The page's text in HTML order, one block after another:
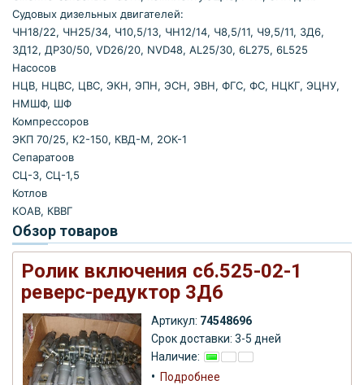
Судовых дизельных двигателей:
ЧН18/22, ЧН25/34, Ч10,5/13, ЧН12/14, Ч8,5/11, Ч9,5/11, 3Д6,
3Д12, ДР30/50, VD26/20, NVD48, AL25/30, 6L275, 6L525
Насосов
НЦВ, НЦВС, ЦВС, ЭКН, ЭПН, ЭСН, ЭВН, ФГС, ФС, НЦКГ, ЭЦНУ,
НМШФ, ШФ
Компрессоров
ЭКП 70/25, К2-150, КВД-М, 2ОК-1
Сепаратоов
СЦ-3, СЦ-1,5
Котлов
КОАВ, КВВГ
Обзор товаров
Ролик включения сб.525-02-1
реверс-редуктор 3Д6
Артикул: 74548696
Срок доставки: 3-5 дней
Наличие:
• Подробнее